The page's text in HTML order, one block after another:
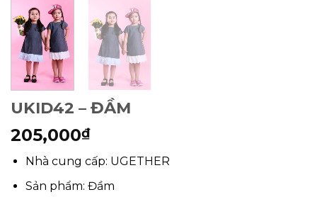
UKID42 – ĐẦM
205,000₫
Nhà cung cấp: UGETHER
Sản phẩm: Đầm